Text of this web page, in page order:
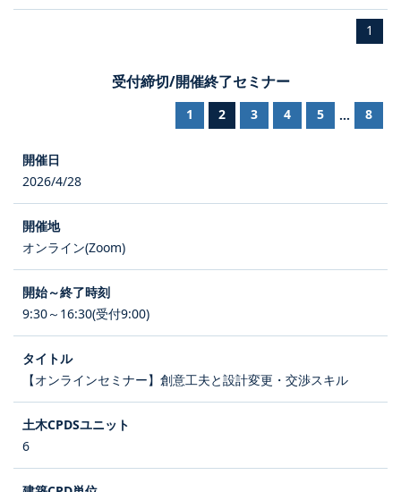
1
受付締切/開催終了セミナー
1 2 3 4 5 ... 8
2026/4/28
オンライン(Zoom)
9:30～16:30(受付9:00)
【オンラインセミナー】創意工夫と設計変更・交渉スキル
6